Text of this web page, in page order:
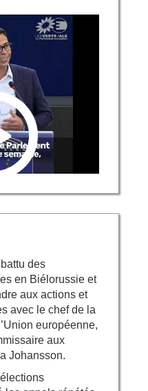
des
en Biélorussie et
aux actions et
avec le chef de la
européenne,
aux
Johansson.